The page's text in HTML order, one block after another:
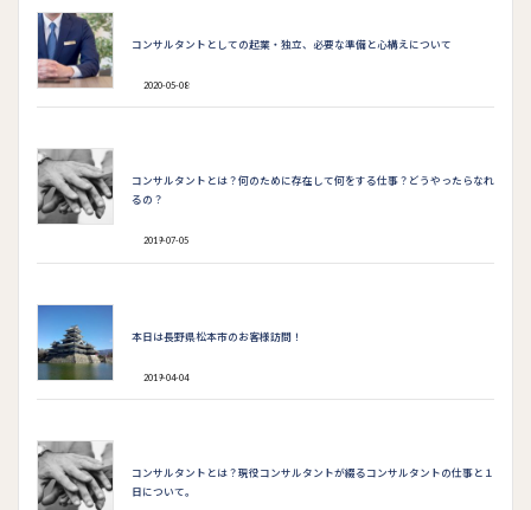
コンサルタントとしての起業・独立、必要な準備と心構えについて
2020-05-08
コンサルタントとは？何のために存在して何をする仕事？どうやったらなれ
るの？
2019-07-05
本日は長野県松本市のお客様訪問！ ​
2019-04-04
コンサルタントとは？現役コンサルタントが綴るコンサルタントの仕事と１
日について。